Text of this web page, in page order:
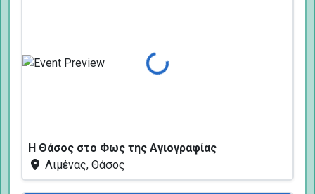
Φόρτωση...
Η Θάσος στο Φως της Αγιογραφίας
Λιμένας, Θάσος